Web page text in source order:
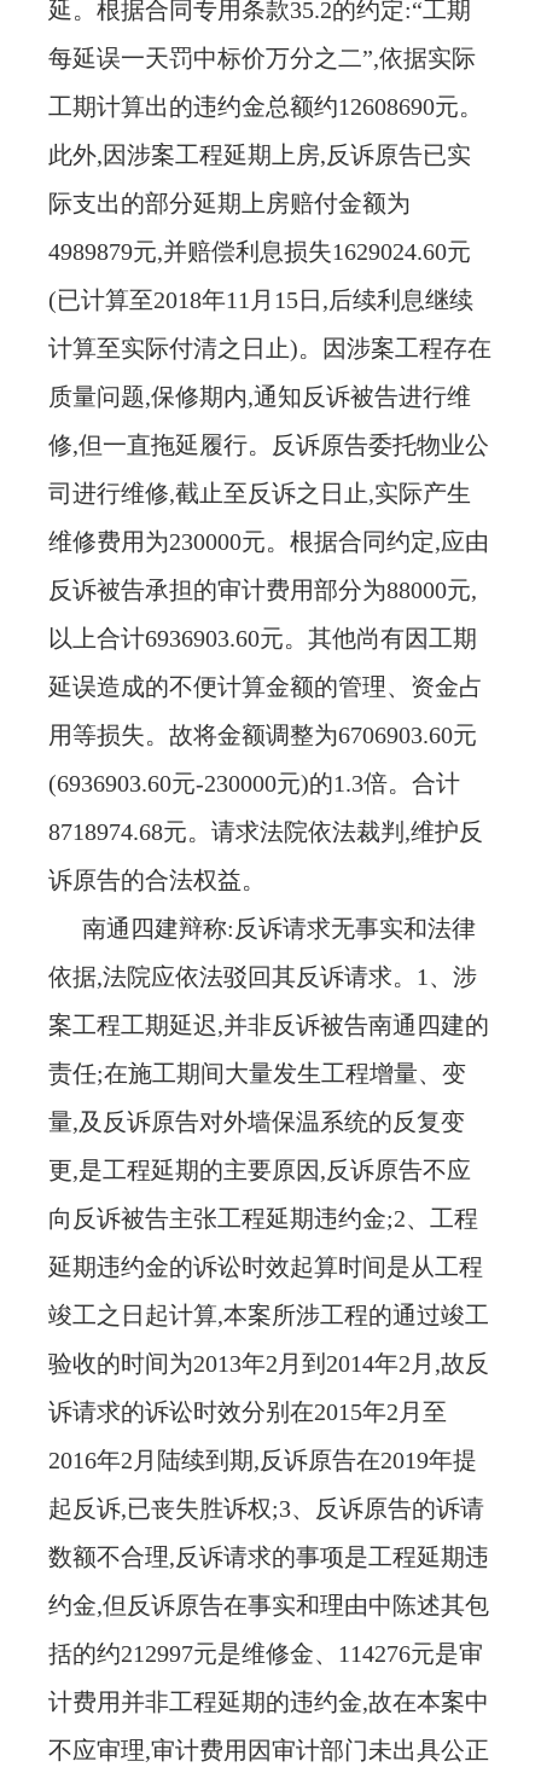
延。根据合同专用条款35.2的约定:“工期
每延误一天罚中标价万分之二”,依据实际
工期计算出的违约金总额约12608690元。
此外,因涉案工程延期上房,反诉原告已实
际支出的部分延期上房赔付金额为
4989879元,并赔偿利息损失1629024.60元
(已计算至2018年11月15日,后续利息继续
计算至实际付清之日止)。因涉案工程存在
质量问题,保修期内,通知反诉被告进行维
修,但一直拖延履行。反诉原告委托物业公
司进行维修,截止至反诉之日止,实际产生
维修费用为230000元。根据合同约定,应由
反诉被告承担的审计费用部分为88000元,
以上合计6936903.60元。其他尚有因工期
延误造成的不便计算金额的管理、资金占
用等损失。故将金额调整为6706903.60元
(6936903.60元-230000元)的1.3倍。合计
8718974.68元。请求法院依法裁判,维护反
诉原告的合法权益。
南通四建辩称:反诉请求无事实和法律
依据,法院应依法驳回其反诉请求。1、涉
案工程工期延迟,并非反诉被告南通四建的
责任;在施工期间大量发生工程增量、变
量,及反诉原告对外墙保温系统的反复变
更,是工程延期的主要原因,反诉原告不应
向反诉被告主张工程延期违约金;2、工程
延期违约金的诉讼时效起算时间是从工程
竣工之日起计算,本案所涉工程的通过竣工
验收的时间为2013年2月到2014年2月,故反
诉请求的诉讼时效分别在2015年2月至
2016年2月陆续到期,反诉原告在2019年提
起反诉,已丧失胜诉权;3、反诉原告的诉请
数额不合理,反诉请求的事项是工程延期违
约金,但反诉原告在事实和理由中陈述其包
括的约212997元是维修金、114276元是审
计费用并非工程延期的违约金,故在本案中
不应审理,审计费用因审计部门未出具公正